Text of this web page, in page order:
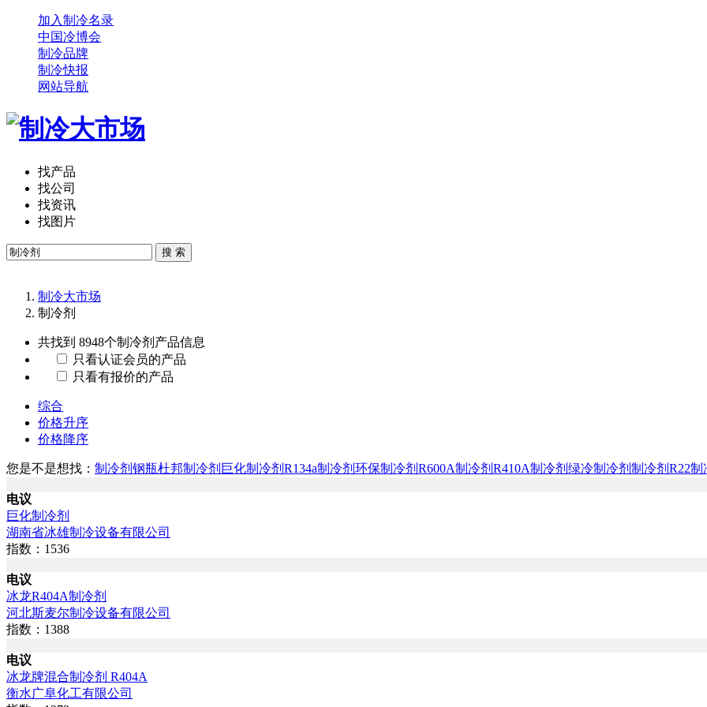
加入制冷名录
中国冷博会
制冷品牌
制冷快报
网站导航
找产品
找公司
找资讯
找图片
搜 索
制冷大市场
制冷剂
共找到 8948个制冷剂 产品信息
只看认证会员的产品
只看有报价的产品
综合
价格升序
价格降序
您是不是想找： 制冷剂钢瓶杜邦制冷剂 巨化制冷剂 R134a制冷剂 环保制冷剂 R600A制冷剂 R410A制冷剂 绿冷制冷剂 制冷剂R22制
电议
巨化制冷剂
湖南省冰雄制冷设备有限公司
指数：1536
电议
冰龙R404A制冷剂
河北斯麦尔制冷设备有限公司
指数：1388
电议
冰龙牌混合制冷剂 R404A
衡水广阜化工有限公司